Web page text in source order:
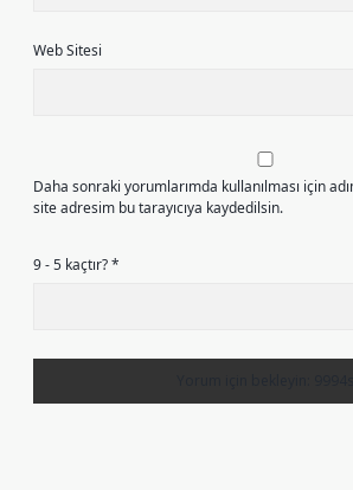
Web Sitesi
Daha sonraki yorumlarımda kullanılması için
site adresim bu tarayıcıya kaydedilsin.
9 - 5 kaçtır?*